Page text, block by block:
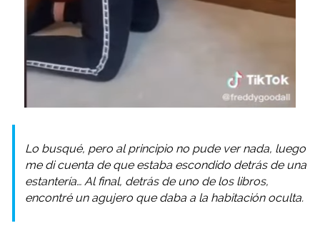
Lo busqué, pero al principio no pude ver nada, luego
me di cuenta de que estaba escondido detrás de una
estantería… Al final, detrás de uno de los libros,
encontré un agujero que daba a la habitación oculta.